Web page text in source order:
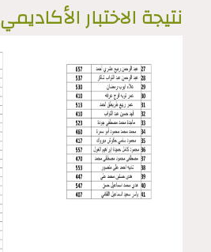
نتيجة الاختبار الأكاديمي 14 مارس